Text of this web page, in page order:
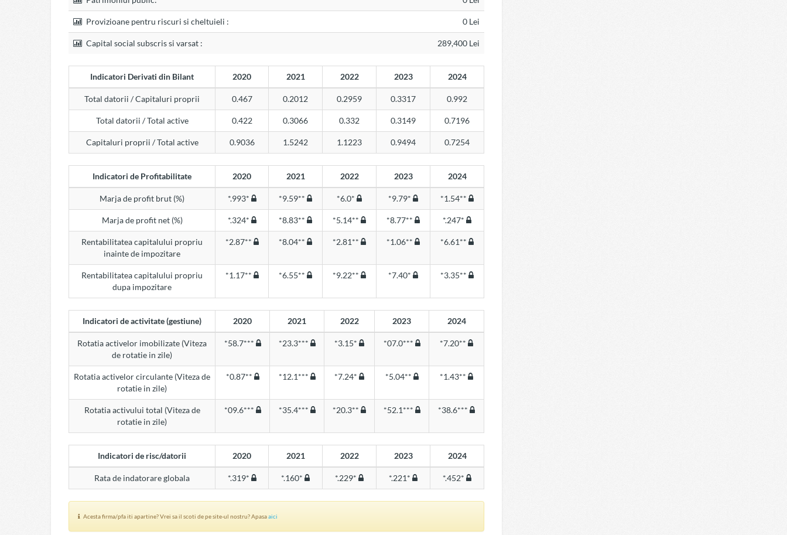
Provizioane pentru riscuri si cheltuieli : 0 Lei
Capital social subscris si varsat : 289,400 Lei
Indicatori Derivati din Bilant 2020 2021 2022 2023 2024
Total datorii / Capitaluri proprii 0.467 0.2012 0.2959 0.3317 0.992
Total datorii / Total active 0.422 0.3066 0.332 0.3149 0.7196
Capitaluri proprii / Total active 0.9036 1.5242 1.1223 0.9494 0.7254
Indicatori de Profitabilitate 2020 2021 2022 2023 2024
Marja de profit brut (%) *.993* *9.59** *6.0* *9.79* *1.54**
Marja de profit net (%) *.324* *8.83** *5.14** *8.77** *.247*
Rentabilitatea capitalului propriu
inainte de impozitare
*2.87** *8.04** *2.81** *1.06** *6.61**
Rentabilitatea capitalului propriu
dupa impozitare
*1.17** *6.55** *9.22** *7.40* *3.35**
Indicatori de activitate (gestiune) 2020 2021 2022 2023 2024
Rotatia activelor imobilizate (Viteza
de rotatie in zile)
*58.7*** *23.3*** *3.15* *07.0*** *7.20**
Rotatia activelor circulante (Viteza de
rotatie in zile)
*0.87** *12.1*** *7.24* *5.04** *1.43**
Rotatia activului total (Viteza de
rotatie in zile)
*09.6*** *35.4*** *20.3** *52.1*** *38.6***
Indicatori de risc/datorii 2020 2021 2022 2023 2024
Rata de indatorare globala *.319* *.160* *.229* *.221* *.452*
Acesta firma/pfa iti apartine? Vrei sa il scoti de pe site-ul nostru? Apasaaici